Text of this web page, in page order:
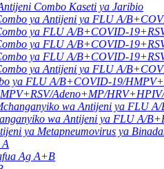
Combo Kaseti ya Jaribio
ya Antijeni ya FLU A/
ya FLU A/B+COVID-
ya FLU A/B+COVID-
ya FLU A/B+COVID-
ya Antijeni ya FLU A/
ya FLU A/B+COVID-19/
Adeno+MP/
wa Antijeni ya FLU
wa Antijeni ya FLU A/
ya Metapneumovirus ya
Ag A+B